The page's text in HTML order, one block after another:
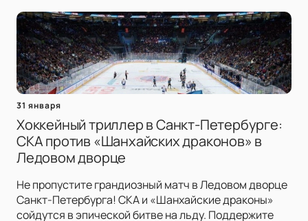
31 января
Хоккейный триллер в Санкт-Петербурге:
СКА против «Шанхайских драконов» в
Ледовом дворце
Не пропустите грандиозный матч в Ледовом дворце
Санкт-Петербурга! СКА и «Шанхайские драконы»
сойдутся в эпической битве на льду. Поддержите